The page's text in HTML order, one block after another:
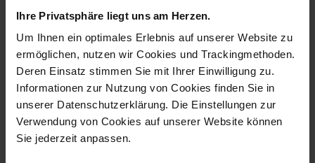
Ihre Privatsphäre liegt uns am Herzen.
Um Ihnen ein optimales Erlebnis auf unserer Website zu
ermöglichen, nutzen wir Cookies und Trackingmethoden.
Deren Einsatz stimmen Sie mit Ihrer Einwilligung zu.
Informationen zur Nutzung von Cookies finden Sie in
unserer Datenschutzerklärung. Die Einstellungen zur
Verwendung von Cookies auf unserer Website können
Sie jederzeit anpassen.